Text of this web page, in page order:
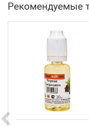
Рекомендуемые